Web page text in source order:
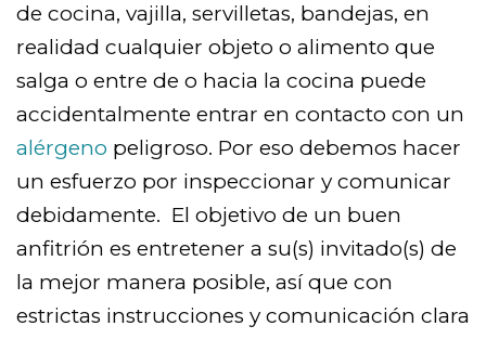
de cocina, vajilla, servilletas, bandejas, en
realidad cualquier objeto o alimento que
salga o entre de o hacia la cocina puede
accidentalmente entrar en contacto con un
alérgeno peligroso. Por eso debemos hacer
un esfuerzo por inspeccionar y comunicar
debidamente. El objetivo de un buen
anfitrión es entretener a su(s) invitado(s) de
la mejor manera posible, así que con
estrictas instrucciones y comunicación clara